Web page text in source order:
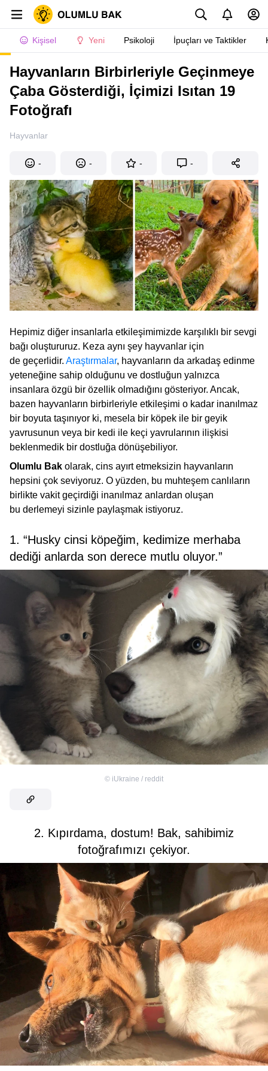
Kişisel Yeni Psikoloji İpuçları ve Taktikler
Hayvanların Birbirleriyle Geçinmeye
Çaba Gösterdiği, İçimizi Isıtan 19
Fotoğrafı
Hayvanlar
- - - -
Hepimiz diğer insanlarla etkileşimimizde karşılıklı bir sevgi
bağı oluştururuz. Keza aynı şey hayvanlar için
de geçerlidir. Araştırmalar, hayvanların da arkadaş edinme
yeteneğine sahip olduğunu ve dostluğun yalnızca
insanlara özgü bir özellik olmadığını gösteriyor. Ancak,
bazen hayvanların birbirleriyle etkileşimi o kadar inanılmaz
bir boyuta taşınıyor ki, mesela bir köpek ile bir geyik
yavrusunun veya bir kedi ile keçi yavrularının ilişkisi
beklenmedik bir dostluğa dönüşebiliyor.
Olumlu Bak olarak, cins ayırt etmeksizin hayvanların
hepsini çok seviyoruz. O yüzden, bu muhteşem canlıların
birlikte vakit geçirdiği inanılmaz anlardan oluşan
bu derlemeyi sizinle paylaşmak istiyoruz.
1. “Husky cinsi köpeğim, kedimize merhaba
dediği anlarda son derece mutlu oluyor.”
© iUkraine / reddit
2. Kıpırdama, dostum! Bak, sahibimiz
fotoğrafımızı çekiyor.